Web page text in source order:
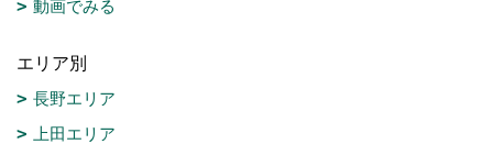
動画でみる
エリア別
長野エリア
上田エリア